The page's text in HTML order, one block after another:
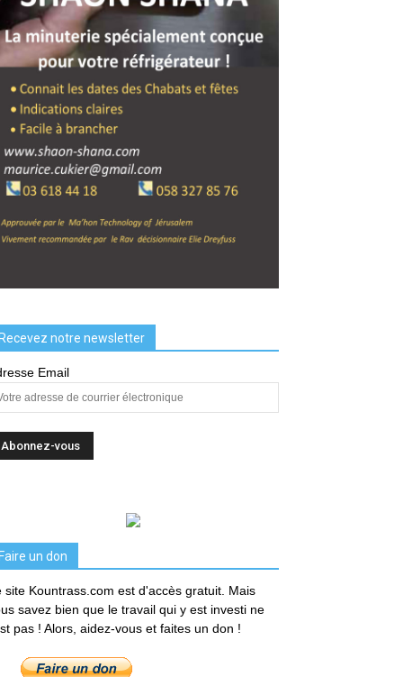
Recevez notre newsletter
Email
Faire un don
site Kountrass.com est d'accès gratuit. Mais
savez bien que le travail qui y est investi ne
pas ! Alors, aidez-vous et faites un don !